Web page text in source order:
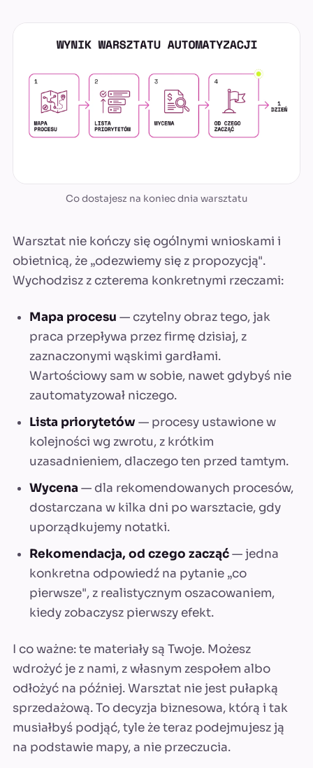
Co dostajesz na koniec dnia warsztatu
Warsztat nie kończy się ogólnymi wnioskami i
obietnicą, że „odezwiemy się z propozycją".
Wychodzisz z czterema konkretnymi rzeczami:
Mapa procesu — czytelny obraz tego, jak
praca przepływa przez firmę dzisiaj, z
zaznaczonymi wąskimi gardłami.
Wartościowy sam w sobie, nawet gdybyś nie
zautomatyzował niczego.
Lista priorytetów — procesy ustawione w
kolejności wg zwrotu, z krótkim
uzasadnieniem, dlaczego ten przed tamtym.
Wycena — dla rekomendowanych procesów,
dostarczana w kilka dni po warsztacie, gdy
uporządkujemy notatki.
Rekomendacja, od czego zacząć— jedna
konkretna odpowiedź na pytanie „co
pierwsze", z realistycznym oszacowaniem,
kiedy zobaczysz pierwszy efekt.
I co ważne: te materiały są Twoje. Możesz
wdrożyć je z nami, z własnym zespołem albo
odłożyć na później. Warsztat nie jest pułapką
sprzedażową. To decyzja biznesowa, którą i tak
musiałbyś podjąć, tyle że teraz podejmujesz ją
na podstawie mapy, a nie przeczucia.